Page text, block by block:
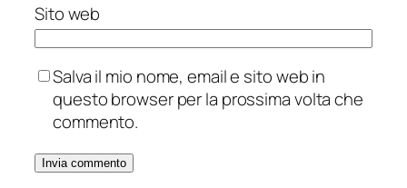
Sito web
Salva il mio nome, email e sito web in
questo browser per la prossima volta che
commento.